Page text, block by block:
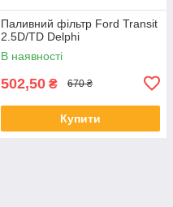
Паливний фільтр Ford Transit
2.5D/TD Delphi
В наявності
502,50 ₴ 670 ₴
Купити